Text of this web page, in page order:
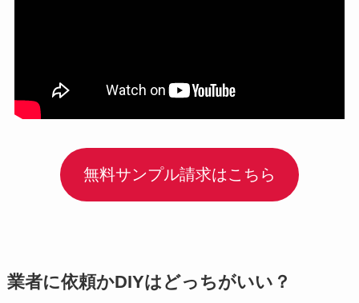
無料サンプル請求はこちら
業者に依頼かDIYはどっちがいい？